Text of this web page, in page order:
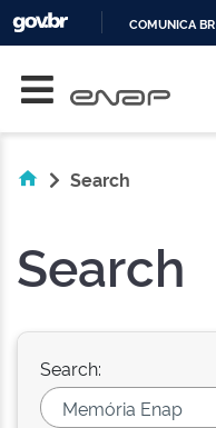
COMUNICA BR
Search
Search
Search: